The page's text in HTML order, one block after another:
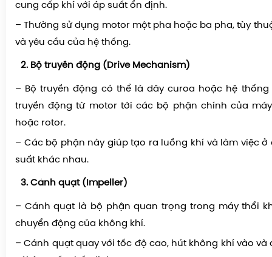
cung cấp khí với áp suất ổn định.
– Thường sử dụng motor một pha hoặc ba pha, tùy
và yêu cầu của hệ thống.
Bộ truyền động (Drive Mechanism)
– Bộ truyền động có thể là dây curoa hoặc hệ
truyền động từ motor tới các bộ phận chính của
hoặc rotor.
– Các bộ phận này giúp tạo ra luồng khí và làm việc ở
suất khác nhau.
Cánh quạt (Impeller)
– Cánh quạt là bộ phận quan trọng trong máy thổi
chuyển động của không khí.
– Cánh quạt quay với tốc độ cao, hút không khí vào và